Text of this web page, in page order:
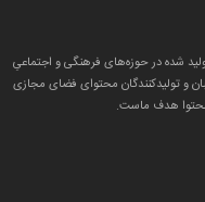
شده در حوزه‌های فرهنگی و اجتماعیِ
و تولید‌کنندگان محتوای فضای مجازی
محتوا هدف ماست.